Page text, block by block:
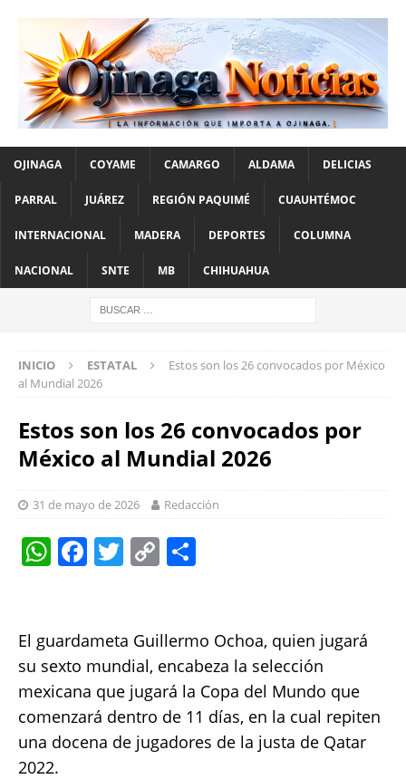
OJINAGA COYAME CAMARGO ALDAMA DELICIAS
PARRAL JUÁREZ REGIÓN PAQUIMÉ CUAUHTÉMOC
INTERNACIONAL MADERA DEPORTES COLUMNA
NACIONAL SNTE MB CHIHUAHUA
INICIO ESTATAL
Estos son los 26 convocados por México
al Mundial 2026
Estos son los 26 convocados por
México al Mundial 2026
31 de mayo de 2026 Redacción
W
s
A
p
p
F
e
b
o
o
k
T
te
r
C
y
Li
n
k
re
El guardameta Guillermo Ochoa, quien jugará
su sexto mundial, encabeza la selección
mexicana que jugará la Copa del Mundo que
comenzará dentro de 11 días, en la cual repiten
una docena de jugadores de la justa de Qatar
2022.